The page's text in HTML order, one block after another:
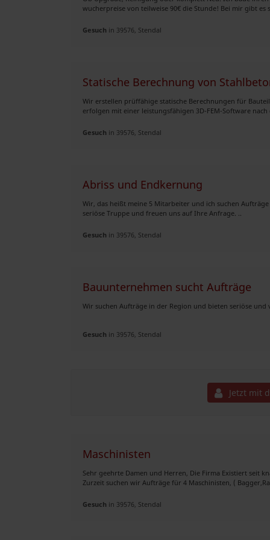
wucherpreise von teilweise 90€ die Stunde! Bei mir gibt es
Gesuch in 39576, Stendal
Statische Berechnung von
Wir erstellen prüffähige statische Berechnungen für
erfolgen mit einer leistungsfähigen 3D-FEM-Software nach
Gesuch in 39576, Stendal
Abriss und Endkernung
Wir, das heißt meine 5 Mitarbeiter und ich suchen
seriöse Truppe und freuen uns auf Ihre Anfrage. ..
Gesuch in 39576, Stendal
Bauunternehmen sucht Aufträge
Wir suchen Aufträge in der Region und bieten seriöse und
Gesuch in 39576, Stendal
Jetzt mit
Maschinisten
Sehr geehrte Damen und Herren, Die Firma Existiert seit
Zurzeit suchen wir Aufträge für 4 Maschinisten, (
Gesuch in 39576, Stendal